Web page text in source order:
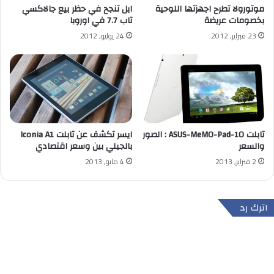
موتورولا تطرح اجهزتها اللوحية
بخصومات عريضة
23 فبراير, 2012
ابل تنجح في حظر بيع جالاكسي
تاب 7.7 في اوروبا
24 يوليو, 2012
تابلت ASUS-MeMO-Pad-10 : الصور
والسعر
2 فبراير, 2013
ايسر تكشف عن تابلت Iconia A1
بالجيلي بين وسعر اقتصادي
4 مايو, 2013
اترك رد